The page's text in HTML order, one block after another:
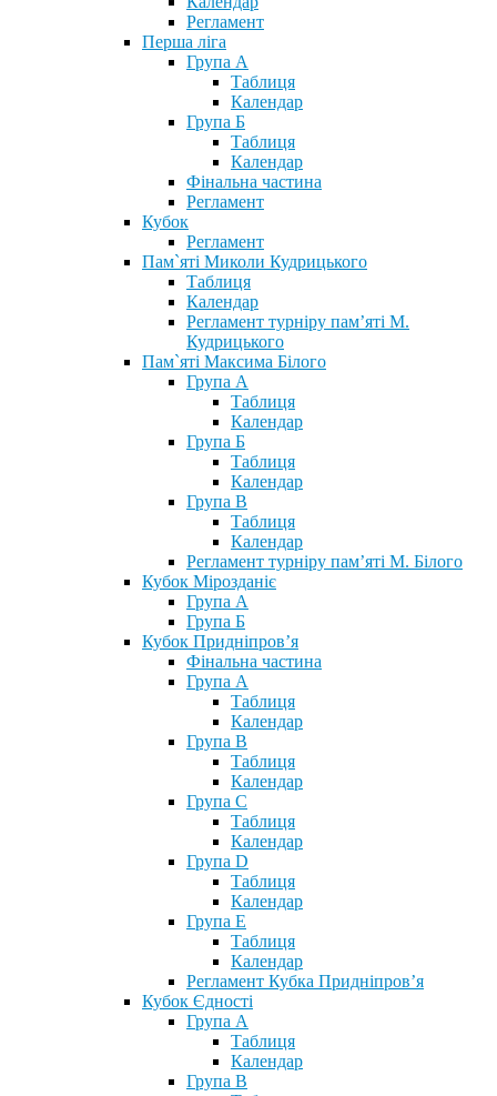
Регламент
Перша ліга
Група А
Таблиця
Календар
Група Б
Таблиця
Календар
Фінальна частина
Регламент
Кубок
Регламент
Пам`яті Миколи Кудрицького
Таблиця
Календар
Регламент турніру пам’яті М.
Кудрицького
Пам`яті Максима Білого
Група А
Таблиця
Календар
Група Б
Таблиця
Календар
Група В
Таблиця
Календар
Регламент турніру пам’яті М. Білого
Кубок Мірозданіє
Група А
Група Б
Кубок Придніпров’я
Фінальна частина
Група А
Таблиця
Календар
Група В
Таблиця
Календар
Група С
Таблиця
Календар
Група D
Таблиця
Календар
Група Е
Таблиця
Календар
Регламент Кубка Придніпров’я
Кубок Єдності
Група А
Таблиця
Календар
Група В